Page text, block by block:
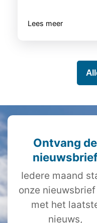
Lees meer
Ontvang de
Iedere maand
onze
met het
nieuws,